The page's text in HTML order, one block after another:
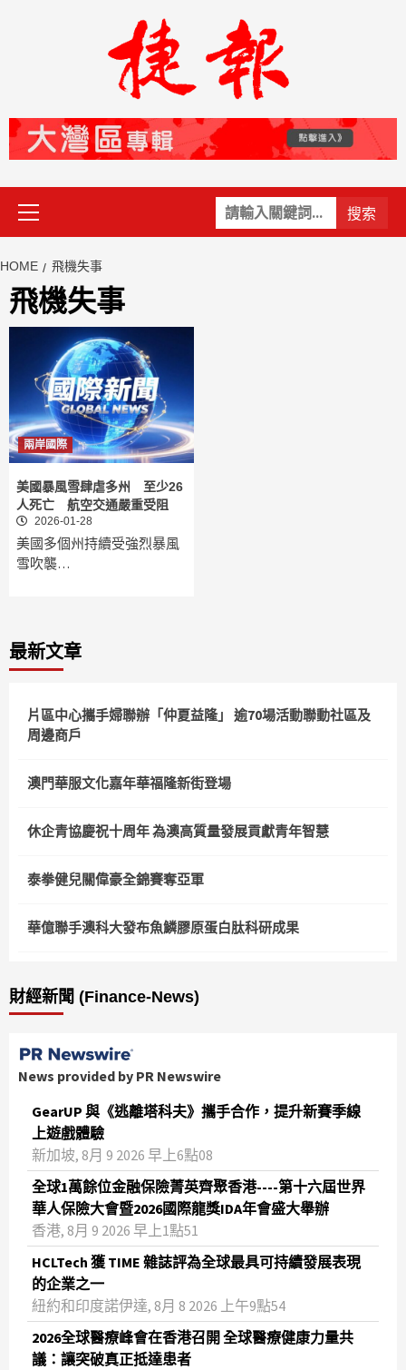
關
鍵
Primary
Menu
HOME 飛機失事
飛機失事
兩岸國際
美國暴風雪肆虐多州 至少26
人死亡 航空交通嚴重受阻
2026-01-28
美國多個州持續受強烈暴風
雪吹襲…
最新文章
片區中心攜手婦聯辦「仲夏益隆」 逾70場活動聯動社區及
周邊商戶
澳門華服文化嘉年華福隆新街登場
休企青協慶祝十周年 為澳高質量發展貢獻青年智慧
泰拳健兒關偉豪全錦賽奪亞軍
華億聯手澳科大發布魚鱗膠原蛋白肽科研成果
財經新聞 (Finance-News)
News provided by PR Newswire
GearUP 與《逃離塔科夫》攜手合作，提升新賽季線
上遊戲體驗
新加坡, 8月 9 2026 早上6點08
全球1萬餘位金融保險菁英齊聚香港----第十六屆世界
華人保險大會暨2026國際龍獎IDA年會盛大舉辦
香港, 8月 9 2026 早上1點51
HCLTech 獲 TIME 雜誌評為全球最具可持續發展表現
的企業之一
紐約和印度諾伊達, 8月 8 2026 上午9點54
2026全球醫療峰會在香港召開 全球醫療健康力量共
議：讓突破真正抵達患者